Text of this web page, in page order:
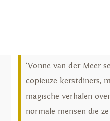
‘Vonne van der Meer
copieuze kerstdiners,
magische verhalen
normale mensen die